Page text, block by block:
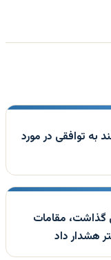
به توافقی در مورد
گذاشت، مقامات
هشدار داد